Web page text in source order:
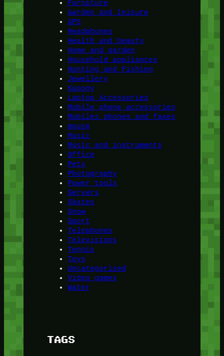
Furniture
Garden and leisure
GPS
Headphones
Health and beauty
Home and garden
Household appliances
Hunting and Fishing
Jewellery
Kupony
Laptop Accessories
Mobile phone accessories
Mobiles phones and faxes
mouse
Music
Music and instruments
Office
Pets
Photography
Power tools
Servers
Skates
Snow
Sport
Telephones
Televisions
Tennis
Toys
Uncategorised
Video games
Water
TAGS